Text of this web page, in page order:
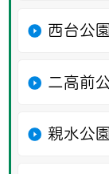
西台公園
二高前
親水公園